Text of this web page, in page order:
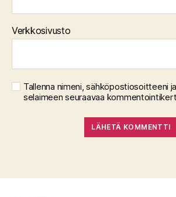
Verkkosivusto
Tallenna nimeni, sähköpostiosoitteeni
selaimeen seuraavaa